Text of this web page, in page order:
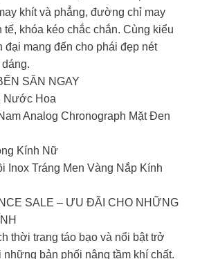
khít và phẳng, đường chỉ may
tế, khóa kéo chắc chắn. Cùng kiểu
đại mang đến cho phái đẹp nét
SĂN NGAY
Nước Hoa
Analog Chronograph Mặt Đen
Kính Nữ
Inox Tráng Men Vàng Nắp Kính
SALE – ƯU ĐÃI CHO NHỮNG
thời trang táo bạo và nổi bật trở
bản phối nâng tầm khí chất.